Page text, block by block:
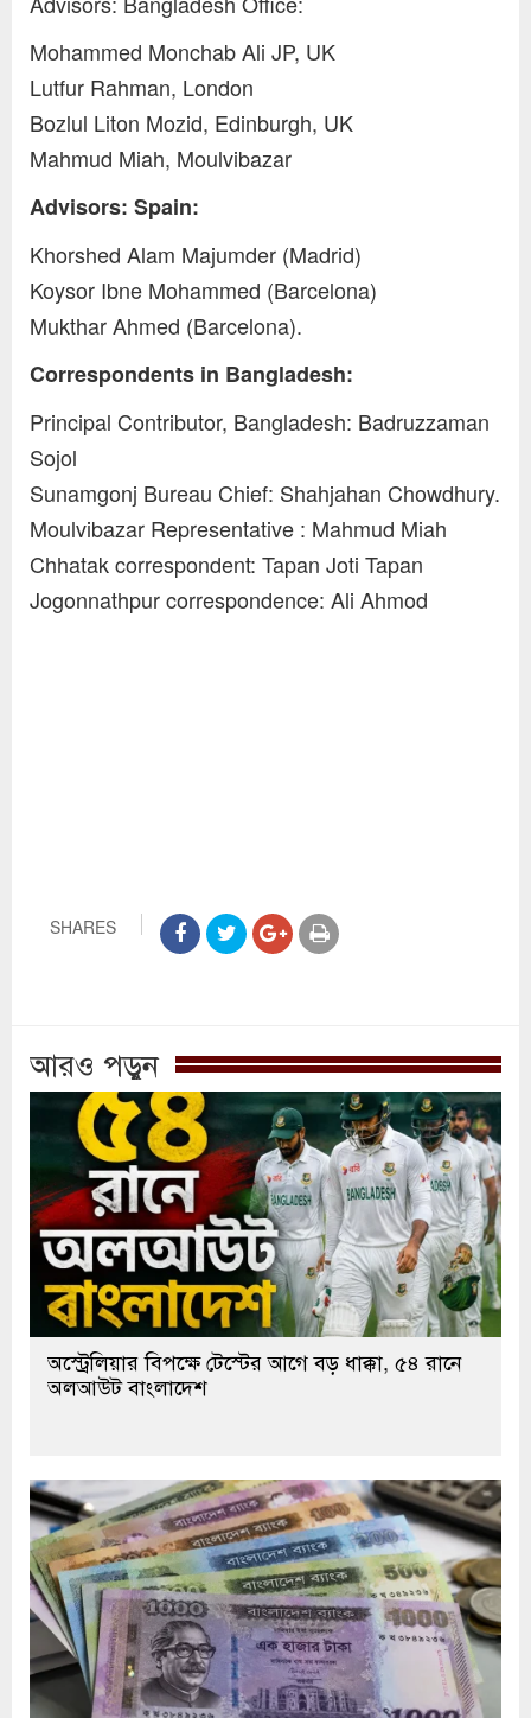
Mohammed Monchab Ali JP, UK
Lutfur Rahman, London
Bozlul Liton Mozid, Edinburgh, UK
Mahmud Miah, Moulvibazar
Advisors: Spain:
Khorshed Alam Majumder (Madrid)
Koysor Ibne Mohammed (Barcelona)
Mukthar Ahmed (Barcelona).
Correspondents in Bangladesh:
Principal Contributor, Bangladesh: Badruzzaman
Sojol
Sunamgonj Bureau Chief: Shahjahan Chowdhury.
Moulvibazar Representative : Mahmud Miah
Chhatak correspondent: Tapan Joti Tapan
Jogonnathpur correspondence: Ali Ahmod
SHARES
আরও পড়ুন
অস্ট্রেলিয়ার বিপক্ষে টেস্টের আগে বড় ধাক্কা, ৫৪ রানে
অলআউট বাংলাদেশ